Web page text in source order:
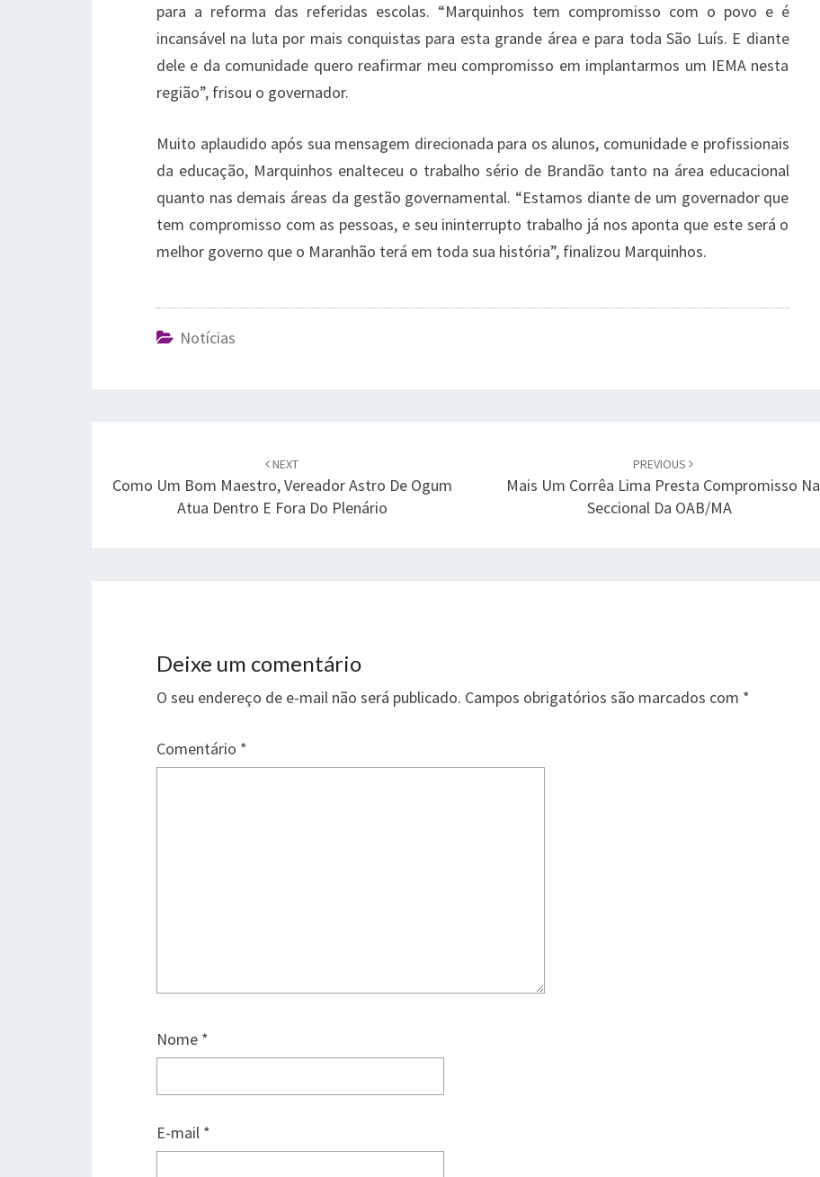
para a reforma das referidas escolas. “Marquinhos tem compromisso com o povo e é
incansável na luta por mais conquistas para esta grande área e para toda São Luís. E diante
dele e da comunidade quero reafirmar meu compromisso em implantarmos um IEMA nesta
região”, frisou o governador.
Muito aplaudido após sua mensagem direcionada para os alunos, comunidade e profissionais
da educação, Marquinhos enalteceu o trabalho sério de Brandão tanto na área educacional
quanto nas demais áreas da gestão governamental. “Estamos diante de um governador que
tem compromisso com as pessoas, e seu ininterrupto trabalho já nos aponta que este será o
melhor governo que o Maranhão terá em toda sua história”, finalizou Marquinhos.
Notícias
NEXT
Como Um Bom Maestro, Vereador Astro De Ogum
Atua Dentro E Fora Do Plenário
PREVIOUS
Mais Um Corrêa Lima Presta Compromisso Na
Seccional Da OAB/MA
Deixe um comentário
O seu endereço de e-mail não será publicado. Campos obrigatórios são marcados com *
Comentário *
Nome *
E-mail *